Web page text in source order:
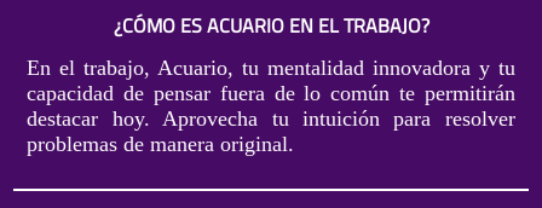
¿CÓMO ES ACUARIO EN EL TRABAJO?
En el trabajo, Acuario, tu mentalidad innovadora y tu
capacidad de pensar fuera de lo común te permitirán
destacar hoy. Aprovecha tu intuición para resolver
problemas de manera original.